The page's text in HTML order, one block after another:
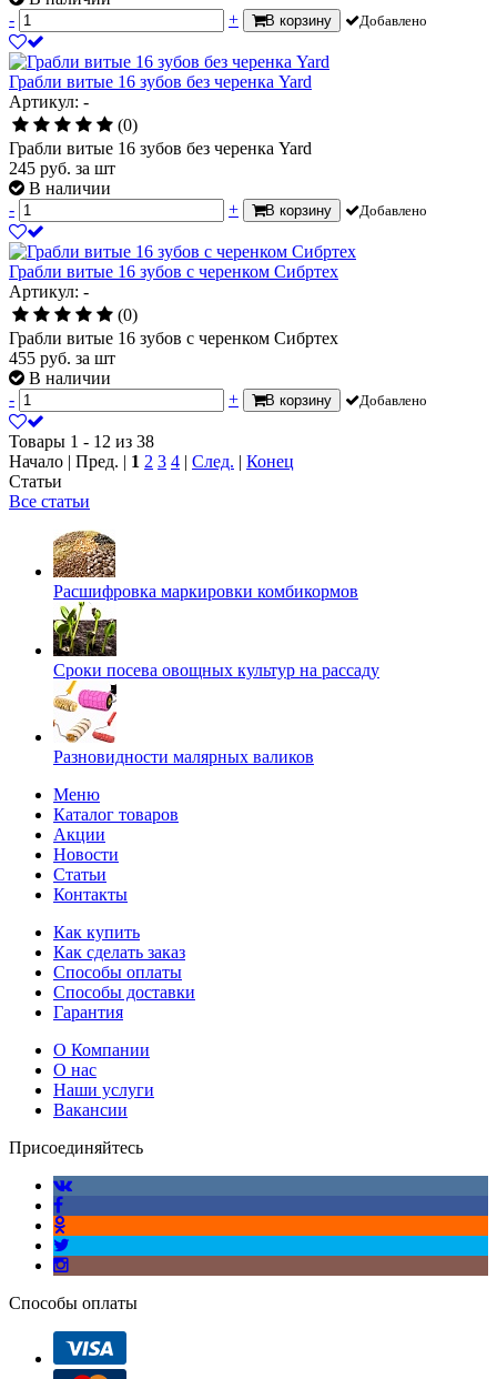
-
+ В корзину Добавлено
Грабли витые 16 зубов без черенка Yard
Артикул: -
(0)
Грабли витые 16 зубов без черенка Yard
245 руб. за шт
В наличии
-
+ В корзину Добавлено
Грабли витые 16 зубов с черенком Сибртех
Артикул: -
(0)
Грабли витые 16 зубов с черенком Сибртех
455 руб. за шт
В наличии
-
+ В корзину Добавлено
Товары 1 - 12 из 38
Начало | Пред. | 1 2 3 4 | След. | Конец
Статьи
Все статьи
Расшифровка маркировки комбикормов
Сроки посева овощных культур на рассаду
Разновидности малярных валиков
Меню
Каталог товаров
Акции
Новости
Статьи
Контакты
Как купить
Как сделать заказ
Способы оплаты
Способы доставки
Гарантия
О Компании
О нас
Наши услуги
Вакансии
Присоединяйтесь
Способы оплаты